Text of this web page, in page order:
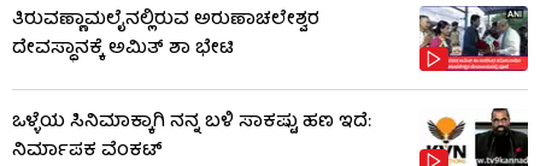
ತಿರುವಣ್ಣಾಮಲೈನಲ್ಲಿರುವ ಅರುಣಾಚಲೇಶ್ವರ
ದೇವಸ್ಥಾನಕ್ಕೆ ಅಮಿತ್ ಶಾ ಭೇಟಿ
ಒಳ್ಳೆಯ ಸಿನಿಮಾಕ್ಕಾಗಿ ನನ್ನ ಬಳಿ ಸಾಕಷ್ಟು ಹಣ ಇದೆ:
ನಿರ್ಮಾಪಕ ವೆಂಕಟ್